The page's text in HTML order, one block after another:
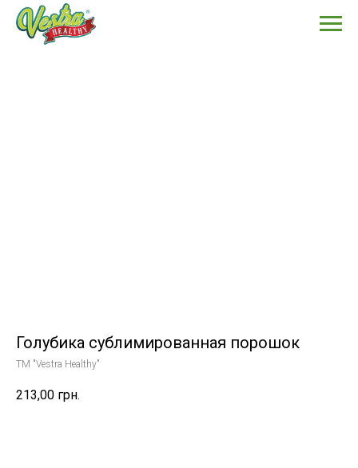
Голубика сублимированная порошок
TM "Vestra Healthy"
213,00 грн.